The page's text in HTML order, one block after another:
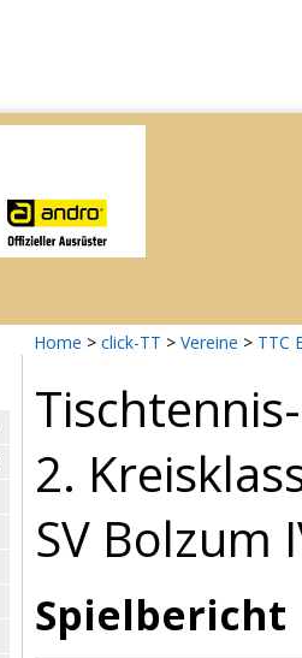
Home > click-TT > Vereine > TTC
2.
SV Bolzum
Spielbericht